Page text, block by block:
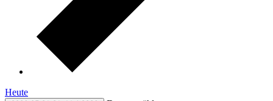
Heute